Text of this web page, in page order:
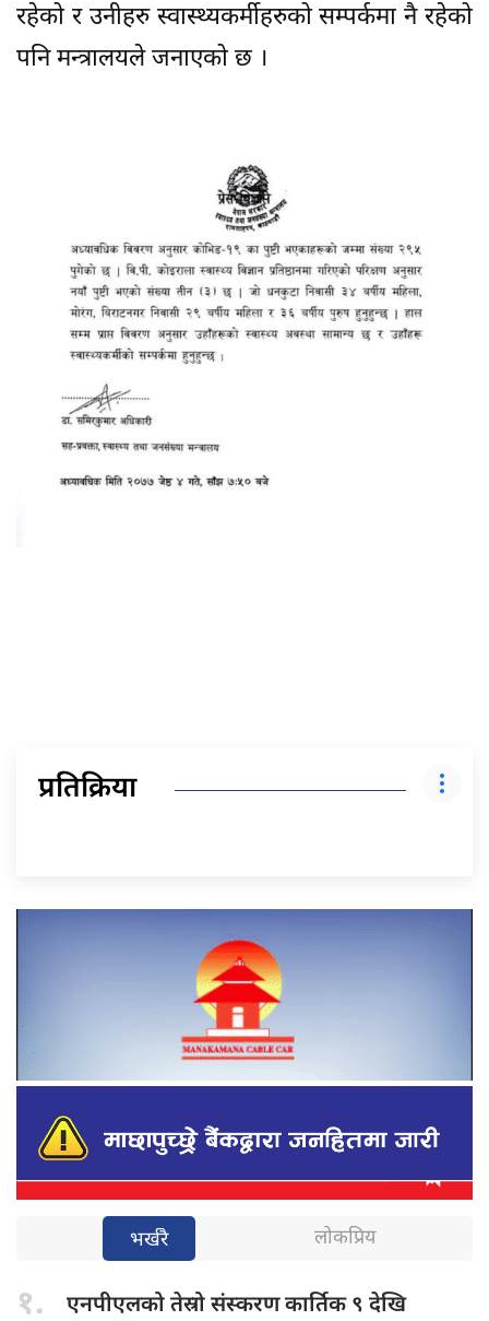
रहेको र उनीहरु स्वास्थ्यकर्मीहरुको सम्पर्कमा नै रहेको
पनि मन्त्रालयले जनाएको छ ।
प्रतिक्रिया
भर्खरै लोकप्रिय
१. एनपीएलको तेस्रोसंस्करण कार्तिक ९ देखि